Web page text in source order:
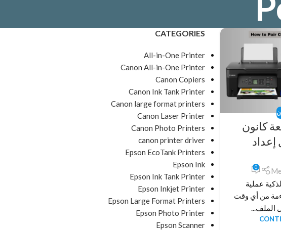
كانون
إعداد
0
عملية
من أي وقت
الملف...
CATEGORIES
All-in-One Printer
Canon All-in-One Printer
Canon Copiers
Canon Ink Tank Printer
Canon large format printers
Canon Laser Printer
Canon Photo Printers
canon printer driver
Epson EcoTank Printers
Epson Ink
Epson Ink Tank Printer
Epson Inkjet Printer
Epson Large Format Printers
Epson Photo Printer
Epson Scanner